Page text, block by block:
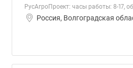
РусАгроПроект: часы работы: 8-17,
Россия, Волгоградская